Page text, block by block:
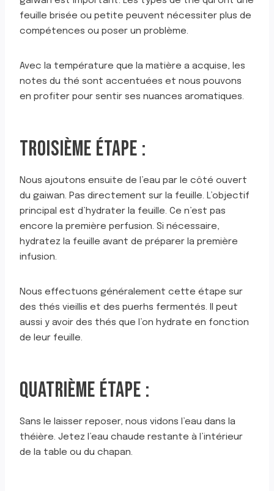
feuille brisée ou petite peuvent nécessiter plus de
compétences ou poser un problème.
Avec la température que la matière a acquise, les
notes du thé sont accentuées et nous pouvons
en profiter pour sentir ses nuances aromatiques.
TROISIÈME ÉTAPE :
Nous ajoutons ensuite de l’eau par le côté ouvert
du gaiwan. Pas directement sur la feuille. L’objectif
principal est d’hydrater la feuille. Ce n’est pas
encore la première perfusion. Si nécessaire,
hydratez la feuille avant de préparer la première
infusion.
Nous effectuons généralement cette étape sur
des thés vieillis et des puerhs fermentés. Il peut
aussi y avoir des thés que l’on hydrate en fonction
de leur feuille.
QUATRIÈME ÉTAPE :
Sans le laisser reposer, nous vidons l’eau dans la
théière. Jetez l’eau chaude restante à l’intérieur
de la table ou du chapan.